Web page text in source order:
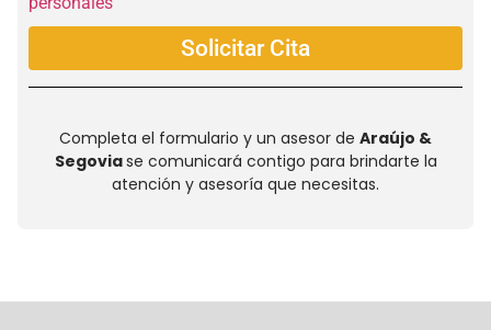
Solicitar Cita
Completa el formulario y un asesor de Araújo &
Segoviase comunicará contigo para brindarte la
atención y asesoría que necesitas.